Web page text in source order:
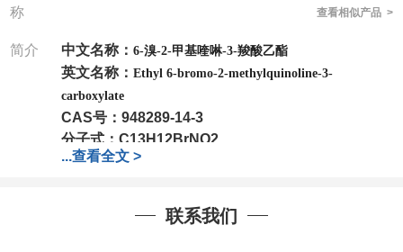
称
查看相似产品 >
简介 中文名称： 6-溴-2-甲基喹啉-3-羧酸乙酯
英文名称： Ethyl 6-bromo-2-methylquinoline-3-
carboxylate
CAS号： 948289-14-3
分子式： C13H12BrNO2
分子量：294.14
;1g;2.5g ;5g ;10g可根据客户需求进行分装
我司对高校及科研单位先发货和
...查看全文 >
联系我们